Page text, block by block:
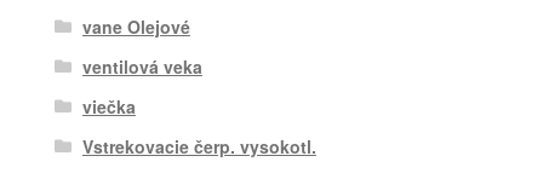
vane Olejové
ventilová veka
viečka
Vstrekovacie čerp. vysokotl.